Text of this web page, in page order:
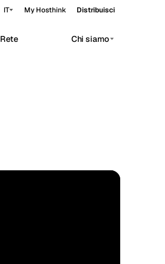
IT My Hosthink Distribuisci
Rete Chi siamo